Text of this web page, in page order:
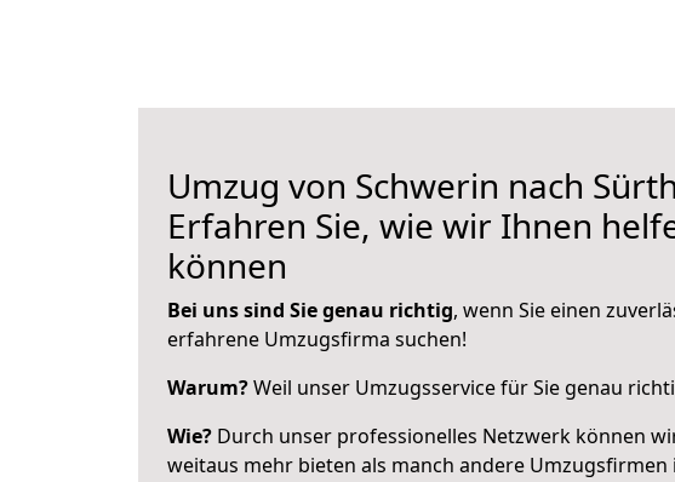
Umzug von Schwerin nach
Erfahren Sie, wie wir Ihnen
können
Bei uns sind Sie genau richtig, wenn Sie einen
erfahrene Umzugsfirma suchen!
Warum?Weil unser Umzugsservice für Sie genau
Wie? Durch unser professionelles Netzwerk können
weitaus mehr bieten als manch andere Umzugsfirmen